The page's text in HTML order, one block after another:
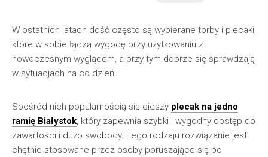
W ostatnich latach dość często są wybierane torby i plecaki,
które w sobie łączą wygodę przy użytkowaniu z
nowoczesnym wyglądem, a przy tym dobrze się sprawdzają
w sytuacjach na co dzień.
Spośród nich popularnością się cieszy plecak na jedno
ramię Białystok, który zapewnia szybki i wygodny dostęp do
zawartości i dużo swobody. Tego rodzaju rozwiązanie jest
chętnie stosowane przez osoby poruszające się po